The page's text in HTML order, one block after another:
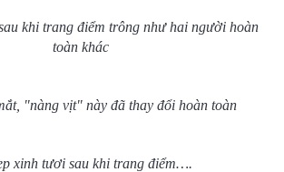
khi trang điểm trông như hai người hoàn
toàn khác
"nàng vịt" này đã thay đổi hoàn toàn
xinh tươi sau khi trang điểm….